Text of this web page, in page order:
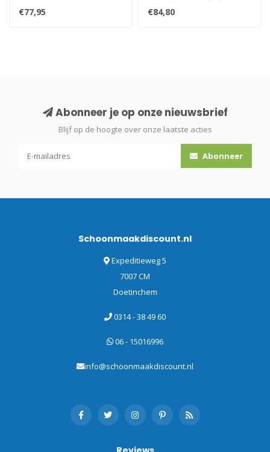
Handdoeken voor eenmalig
gebruik ..
€77,95
handdoekjes - M-gevouwen
papieren doek..
€84,80
Abonneer je op onze nieuwsbrief
Blijf op de hoogte over onze laatste acties
Abonneer
Schoonmaakdiscount.nl
Expeditieweg 5
7007 CM
Doetinchem
0314 - 38 49 60
06 - 15016996
info@schoonmaakdiscount.nl